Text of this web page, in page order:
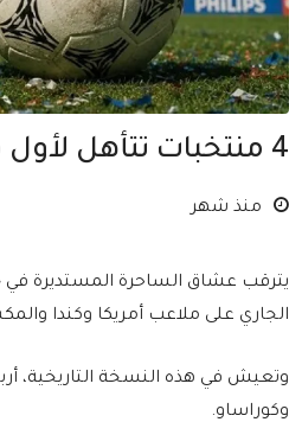
4 منتخبات تتأهل لأول مرة في تاريخها إلى كأس العالم
منذ شهر
الجاري على ملاعب أمريكا وكندا
وتعيش في هذه النسخة التاريخية،
وكوراساو.